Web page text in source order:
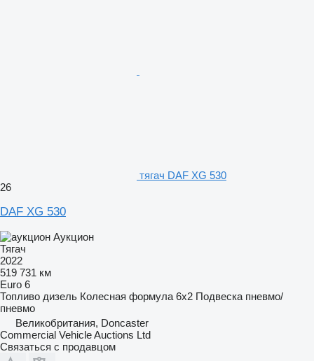
тягач DAF XG 530
26
DAF XG 530
Аукцион
Тягач
2022
519 731 км
Euro 6
Топливо дизель Колесная формула 6x2 Подвеска пневмо/
пневмо
Великобритания, Doncaster
Commercial Vehicle Auctions Ltd
Связаться с продавцом